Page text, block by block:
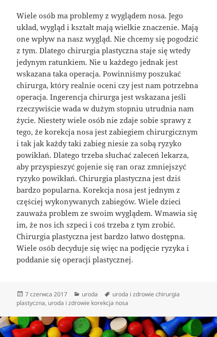
Wiele osób ma problemy z wyglądem nosa. Jego
układ, wygląd i kształt mają wielkie znaczenie. Mają
one wpływ na nasz wygląd. Nie chcemy się pogodzić
z tym. Dlatego chirurgia plastyczna staje się wtedy
jedynym ratunkiem. Nie u każdego jednak jest
wskazana taka operacja. Powinniśmy poszukać
chirurga, który realnie oceni czy jest nam potrzebna
operacja. Ingerencja chirurga jest wskazana jeśli
rzeczywiście wada w dużym stopniu utrudnia nam
życie. Niestety wiele osób nie zdaje sobie sprawy z
tego, że korekcja nosa jest zabiegiem chirurgicznym
i tak jak każdy taki zabieg niesie za sobą ryzyko
powikłań. Dlatego trzeba słuchać zaleceń lekarza,
aby przyspieszyć gojenie się ran oraz zmniejszyć
ryzyko powikłań. Chirurgia plastyczna jest dziś
bardzo popularna. Korekcja nosa jest jednym z
częściej wykonywanych zabiegów. Wiele dzieci
zauważa problem ze swoim wyglądem. Wmawia się
im, że nos ich szpeci i coś trzeba z tym zrobić.
Chirurgia plastyczna jest bardzo łatwo dostępna.
Wiele osób decyduje się więc na podjęcie ryzyka i
poddanie się operacji plastycznej.
Data
publikacji
7 czerwca 2017 Kategorie
uroda Tagi
uroda i zdrowie chirurgia
plastyczna, uroda i zdrowie korekcja nosa